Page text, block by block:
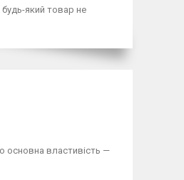
будь-який товар не
основна властивість —